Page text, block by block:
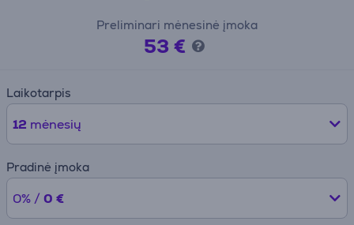
Preliminari mėnesinė įmoka
53 €
Laikotarpis
12 mėnesių
Pradinė įmoka
0% / 0 €